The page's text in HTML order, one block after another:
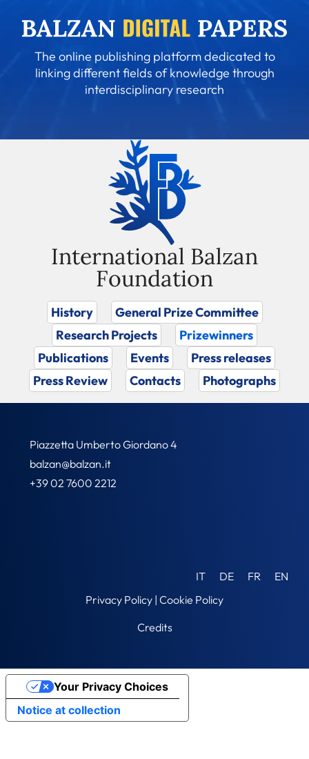
The online publishing platform dedicated to
linking different fields of knowledge through
interdisciplinary research
International Balzan
Foundation
History
General Prize Committee
Research Projects
Prizewinners
Publications
Events
Press releases
Press Review
Contacts Photographs
Piazzetta Umberto Giordano 4
balzan@balzan.it
+39 02 7600 2212
IT DE FR
EN
Privacy Policy | Cookie Policy
Credits
Notice at collection
Your Privacy Choices